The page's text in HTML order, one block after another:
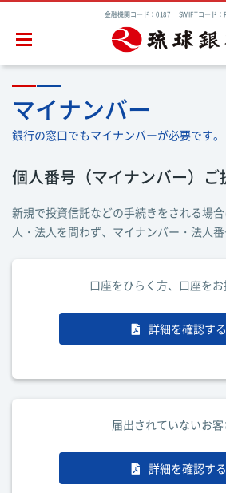
金融機関コード：0187 SWIFTコード：
マイナンバー
銀行の窓口でもマイナンバーが必要です。
個人番号（マイナンバー）ご
新規で投資信託などの手続きをされる場
人・法人を問わず、マイナンバー・法人番
口座をひらく方、口座を
詳細を確認する
届出されていないお客
詳細を確認する